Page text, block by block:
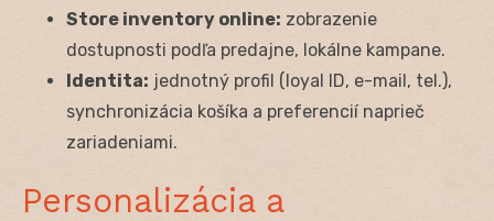
Store inventory online: zobrazenie
dostupnosti podľa predajne, lokálne kampane.
Identita: jednotný profil (loyal ID, e-mail, tel.),
synchronizácia košíka a preferencií naprieč
zariadeniami.
Personalizácia a